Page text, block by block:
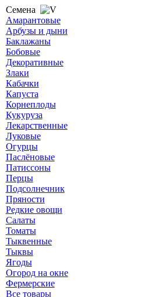
Семена
Амарантовые
Арбузы и дыни
Баклажаны
Бобовые
Декоративные
Злаки
Кабачки
Капуста
Корнеплоды
Кукуруза
Лекарственные
Луковые
Огурцы
Паслёновые
Патиссоны
Перцы
Подсолнечник
Пряности
Редкие овощи
Салаты
Томаты
Тыквенные
Тыквы
Ягоды
Огород на окне
Фермерские
Все товары